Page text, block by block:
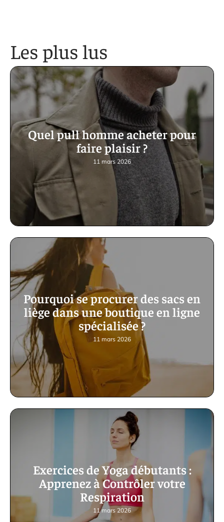
Les plus lus
Quel pull homme acheter pour
faire plaisir ?
11 mars 2026
Pourquoi se procurer des sacs en
liège dans une boutique en ligne
spécialisée ?
11 mars 2026
Exercices de Yoga débutants :
Apprenez à Contrôler votre
Respiration
11 mars 2026